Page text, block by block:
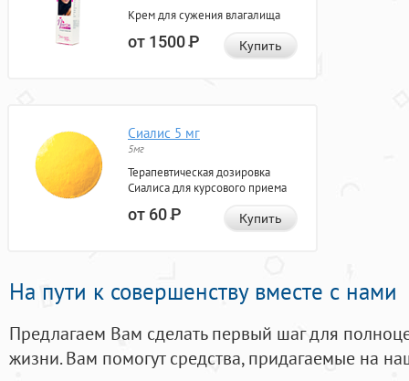
Крем для сужения влагалища
от 1500Р Купить
Сиалис 5 мг
5мг
Терапевтическая дозировка
Сиалиса для курсового приема
от 60Р Купить
На пути к совершенству вместе с нами
Предлагаем Вам сделать первый шаг для
жизни. Вам помогут средства, придагаемые на